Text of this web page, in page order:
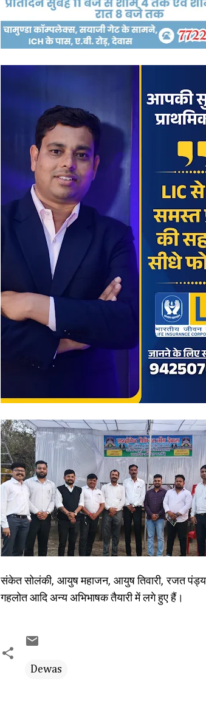
संकेत सोलंकी, आयुष महाजन, आयुष तिवारी, रजत पंड्या,
गहलोत आदि अन्य अभिभाषक तैयारी में लगे हुए हैं।
Dewas